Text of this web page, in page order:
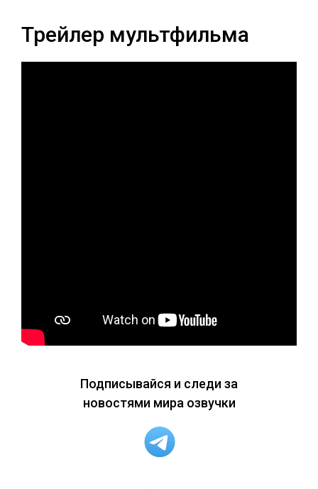
Трейлер мультфильма
Подписывайся и следи за
новостями мира озвучки